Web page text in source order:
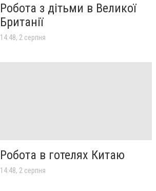
Робота з дітьми в Великої
Британії
14:48, 2 серпня
Робота в готелях Китаю
14:48, 2 серпня